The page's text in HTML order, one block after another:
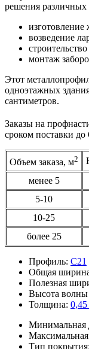
решения различных
изготовление
возведение
монтаж
Этот
одноэтажных
сантиметров.
Заказы на
сроком поставки до
Объем заказа, м2
менее 5
5-10
10-25
более 25
Профиль: С21
Общая
Полезная
Высота
Толщина:
Минимальная
Тип покрытия: